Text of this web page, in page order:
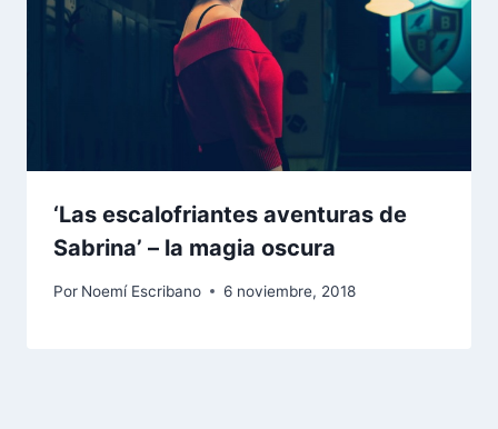
‘Las escalofriantes aventuras de
Sabrina’ – la magia oscura
Por Noemí Escribano 6 noviembre, 2018